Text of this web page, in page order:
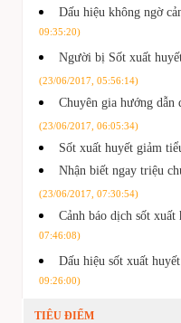
Dấu hiệu không ngờ
09:35:20)
Người bị Sốt xuất
(23/06/2017, 05:56:14)
Chuyên gia hướng dẫn
(23/06/2017, 06:05:34)
Sốt xuất huyết giảm
Nhận biết ngay triệu
(23/06/2017, 07:30:54)
Cảnh báo dịch sốt
07:46:08)
Dấu hiệu sốt xuất
09:26:00)
TIÊU ĐIỂM